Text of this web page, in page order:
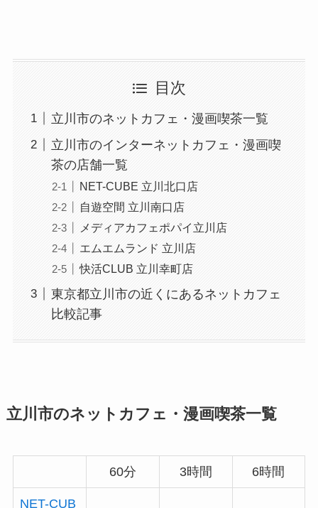
目次
立川市のネットカフェ・漫画喫茶一覧
立川市のインターネットカフェ・漫画喫
茶の店舗一覧
NET-CUBE 立川北口店
自遊空間 立川南口店
メディアカフェポパイ立川店
エムエムランド 立川店
快活CLUB 立川幸町店
東京都立川市の近くにあるネットカフェ
比較記事
立川市のネットカフェ・漫画喫茶一覧
60分 3時間 6時間
NET-CUB